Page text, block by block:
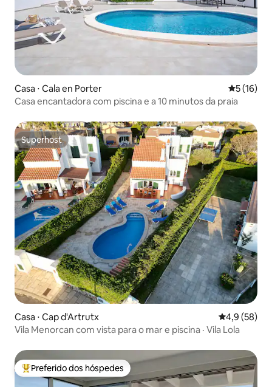
Casa ⋅ Cala en Porter 5 de uma
5 (16)
Casa encantadora com piscina e a 10 minutos da praia
Superhost
Superhost
Casa ⋅ Cap d'Artrutx 4,9 de uma
4,9 (58)
Vila Menorcan com vista para o mar e piscina · Vila Lola
Entre os melhores preferidos dos hóspedes
Preferido dos hóspedes